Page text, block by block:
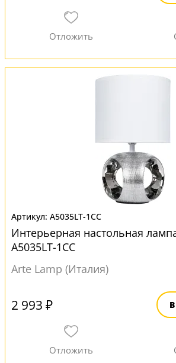
A5035LT-1CC
Интерьерная настольная
A5035LT-1CC
Arte Lamp (Италия)
2 993 ₽